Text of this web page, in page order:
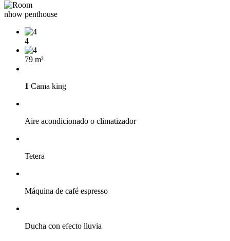
nhow penthouse
4
79 m²
1 Cama king
Aire acondicionado o climatizador
Tetera
Máquina de café espresso
Ducha con efecto lluvia